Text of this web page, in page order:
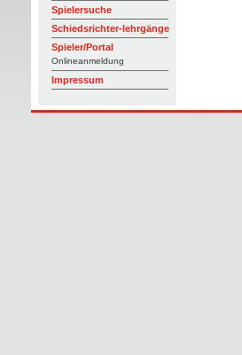
Spielersuche
Schiedsrichter-lehrgänge
Spieler/Portal
Onlineanmeldung
Impressum